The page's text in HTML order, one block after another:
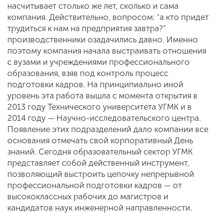
насчитывает столько же лет, сколько и сама
компания. Действительно, вопросом: "а кто придет
трудиться к нам на предприятия завтра?"
производственники озадачились давно. Именно
поэтому компания начала выстраивать отношения
с вузами и учреждениями профессионального
образования, взяв под контроль процесс
подготовки кадров. На принципиально иной
уровень эта работа вышла с момента открытия в
2013 году Технического университета УГМК и в
2014 году — Научно-исследовательского центра.
Появление этих подразделений дало компании все
основания отмечать свой корпоративный День
знаний. Сегодня образовательный сектор УГМК
представляет собой действенный инструмент,
позволяющий выстроить цепочку непрерывной
профессиональной подготовки кадров — от
высококлассных рабочих до магистров и
кандидатов наук инженерной направленности.